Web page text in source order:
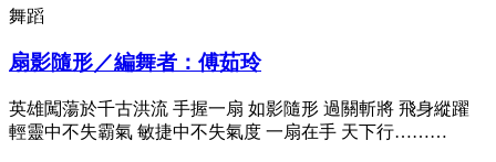
舞蹈
扇影隨形／編舞者：傅茹玲
英雄闖蕩於千古洪流 手握一扇 如影隨形 過關斬將 飛身縱躍
輕靈中不失霸氣 敏捷中不失氣度 一扇在手 天下行………